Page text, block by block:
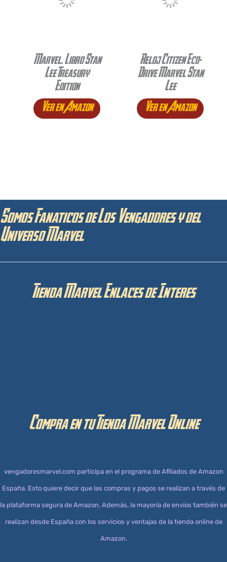
Marvel. Libro Stan
Lee Treasury
Edition
Ver en Amazon
Reloj Citizen Eco-
Drive Marvel Stan
Lee
Ver en Amazon
Somos Fanaticos de Los Vengadores y del
Universo Marvel
Tienda Marvel Enlaces de Interes
Compra en tu Tienda Marvel Online
vengadoresmarvel.com participa en el programa de Afiliados de Amazon
España. Esto quiere decir que las compras y pagos se realizan a través de
la plataforma segura de Amazon. Además, la mayoría de envíos también se
realizan desde España con los servicios y ventajas de la tienda online de
Amazon.